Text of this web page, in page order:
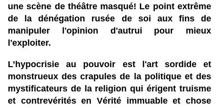
une scène de théâtre masqué! Le point extrême
de la dénégation rusée de soi aux fins de
manipuler l'opinion d'autrui pour mieux
l'exploiter.
L’hypocrisie au pouvoir est l'art sordide et
monstrueux des crapules de la politique et des
mystificateurs de la religion qui érigent truisme
et contrevérités en Vérité immuable et chose